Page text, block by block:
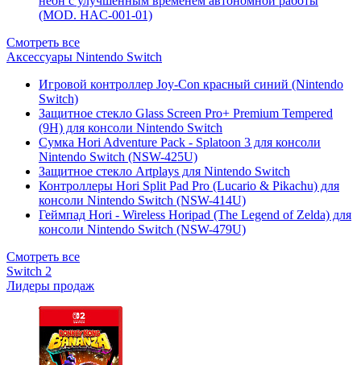
(MOD. HAC-001-01)
Смотреть все
Аксессуары Nintendo Switch
Игровой контроллер Joy-Con красный синий (Nintendo
Switch)
Защитное стекло Glass Screen Pro+ Premium Tempered
(9H) для консоли Nintendo Switch
Сумка Hori Adventure Pack - Splatoon 3 для консоли
Nintendo Switch (NSW-425U)
Защитное стекло Artplays для Nintendo Switch
Контроллеры Hori Split Pad Pro (Lucario & Pikachu) для
консоли Nintendo Switch (NSW-414U)
Геймпад Hori - Wireless Horipad (The Legend of Zelda) для
консоли Nintendo Switch (NSW-479U)
Смотреть все
Switch 2
Лидеры продаж